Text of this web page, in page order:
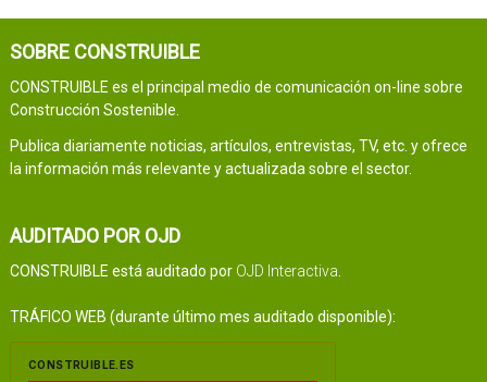
SOBRE CONSTRUIBLE
CONSTRUIBLE es el principal medio de comunicación on-line sobre
Construcción Sostenible.
Publica diariamente noticias, artículos, entrevistas, TV, etc. y ofrece
la información más relevante y actualizada sobre el sector.
AUDITADO POR OJD
CONSTRUIBLE está auditado por OJD Interactiva.
TRÁFICO WEB (durante último mes auditado disponible):